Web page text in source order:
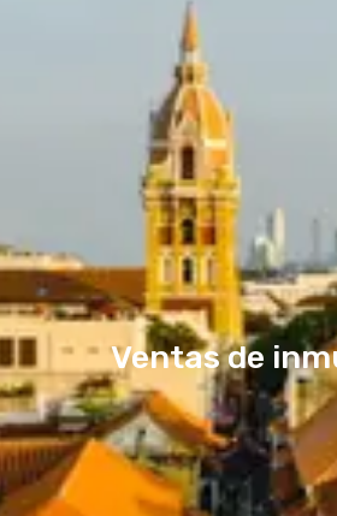
Ventas de